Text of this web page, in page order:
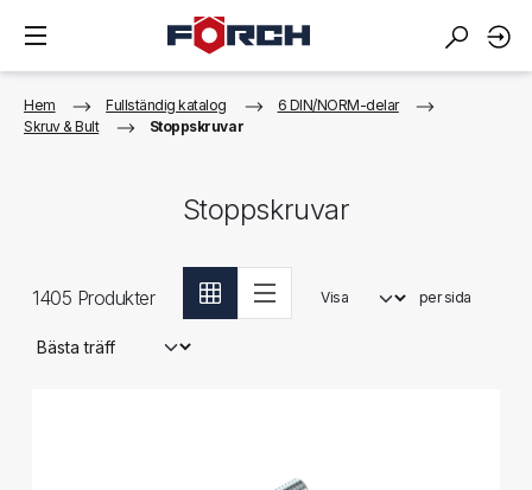
Hem Fullständig katalog
6 DIN/NORM-delar
Skruv & Bult
Stoppskruvar
Stoppskruvar
1405 Produkter Visa per sida